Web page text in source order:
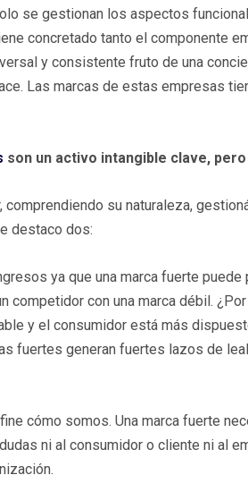
se gestionan los aspectos
concretado tanto el componente
y consistente fruto de una
Las marcas de estas empresas
son un activo intangible clave,
su naturaleza,
destaco dos:
ya que una marca fuerte
con una marca débil.
y el consumidor está más
fuertes generan fuertes lazos de
cómo somos. Una marca fuerte
ni al consumidor o cliente ni al